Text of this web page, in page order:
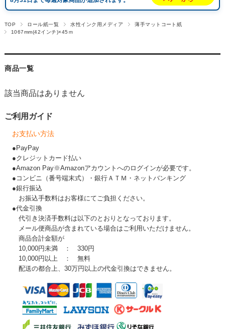
TOP ロール紙一覧 水性インク用メディア
薄手マットコート紙
1067mm(42インチ)×45ｍ
商品一覧
該当商品はありません
ご利用ガイド
お支払い方法
●PayPay
●クレジットカード払い
●Amazon Pay※Amazonアカウントへのログインが必要です。
●コンビニ（番号端末式）・銀行ＡＴＭ・ネットバンキング
●銀行振込
お振込手数料はお客様にてご負担ください。
●代金引換
代引き決済手数料は以下のとおりとなっております。
メール便商品が含まれている場合はご利用いただけません。
商品合計金額が
10,000円未満 ： 330円
10,000円以上 ： 無料
配送の都合上、30万円以上の代金引換はできません。